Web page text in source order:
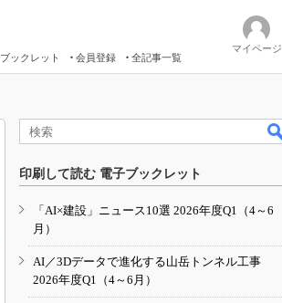
ブックレット 会員登録 全記事一覧
マイページ
印刷して読む 電子ブックレット
「AI×建設」ニュース10選 2026年度Q1（4～6
月）
AI／3Dデータで進化する山岳トンネル工事
2026年度Q1（4～6月）